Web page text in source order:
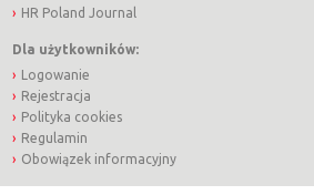
HR Poland Journal
Dla użytkowników:
Logowanie
Rejestracja
Polityka cookies
Regulamin
Obowiązek informacyjny